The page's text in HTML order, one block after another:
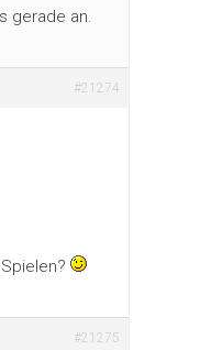
gerade an.
#21274
#21275